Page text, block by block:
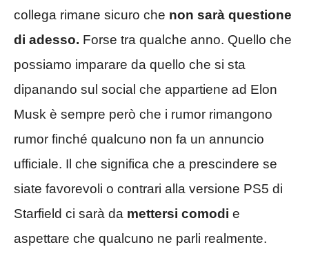
collega rimane sicuro che non sarà questione
di adesso. Forse tra qualche anno. Quello che
possiamo imparare da quello che si sta
dipanando sul social che appartiene ad Elon
Musk è sempre però che i rumor rimangono
rumor finché qualcuno non fa un annuncio
ufficiale. Il che significa che a prescindere se
siate favorevoli o contrari alla versione PS5 di
Starfield ci sarà da mettersi comodi e
aspettare che qualcuno ne parli realmente.